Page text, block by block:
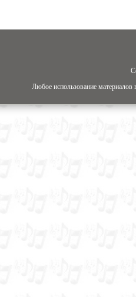
Любое использование материалов